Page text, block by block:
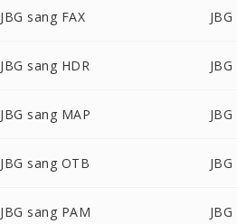
JBG sang FAX
JBG sang HDR
JBG sang MAP
JBG sang OTB
JBG sang PAM